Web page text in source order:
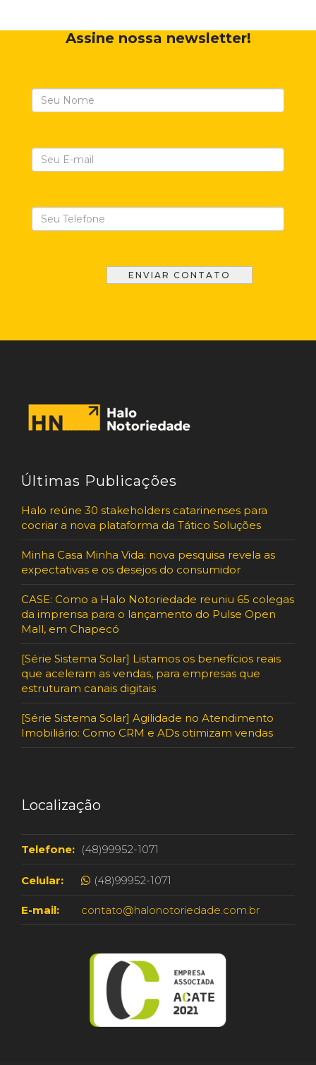
Assine nossa newsletter!
Últimas Publicações
Halo reúne 30 stakeholders catarinenses para
cocriar a nova plataforma da Tático Soluções
Minha Casa Minha Vida: nova pesquisa revela as
expectativas e os desejos do consumidor
CASE: Como a Halo Notoriedade reuniu 65 colegas
da imprensa para o lançamento do Pulse Open
Mall, em Chapecó
[Série Sistema Solar] Listamos os benefícios reais
que aceleram as vendas, para empresas que
estruturam canais digitais
[Série Sistema Solar] Agilidade no Atendimento
Imobiliário: Como CRM e ADs otimizam vendas
Localização
Telefone: (48)99952-1071
Celular: (48)99952-1071
E-mail: contato@halonotoriedade.com.br